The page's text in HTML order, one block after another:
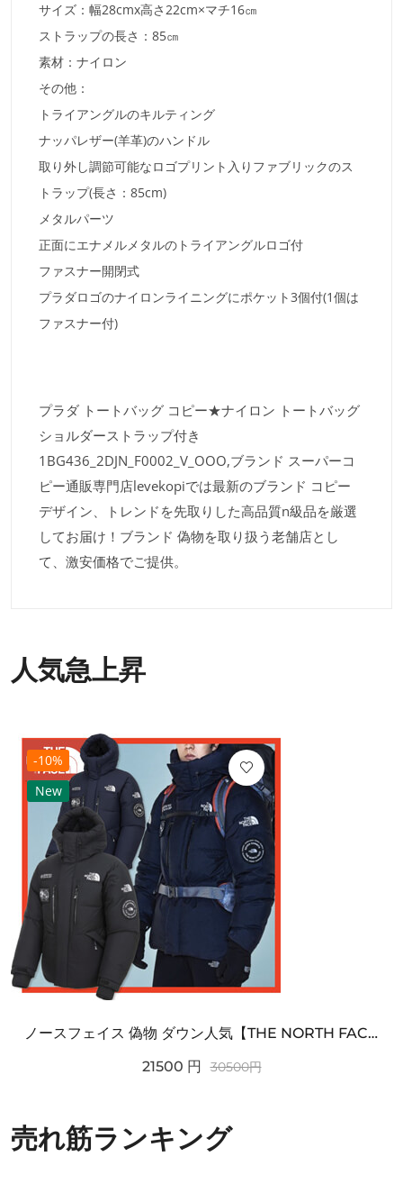
サイズ：幅28cmx高さ22cm×マチ16㎝
ストラップの長さ：85㎝
素材：ナイロン
その他：
トライアングルのキルティング
ナッパレザー(羊革)のハンドル
取り外し調節可能なロゴプリント入りファブリックのス
トラップ(長さ：85cm)
メタルパーツ
正面にエナメルメタルのトライアングルロゴ付
ファスナー開閉式
プラダロゴのナイロンライニングにポケット3個付(1個は
ファスナー付)
プラダ トートバッグ コピー★ナイロン トートバッグ
ショルダーストラップ付き
1BG436_2DJN_F0002_V_OOO,ブランド スーパーコ
ピー通販専門店levekopiでは最新のブランド コピー
デザイン、トレンドを先取りした高品質n級品を厳選
してお届け！ブランド 偽物を取り扱う老舗店とし
て、激安価格でご提供。
人気急上昇
-10%
New
ノースフェイス 偽物 ダウン人気【THE NORTH FACE】M'S 7 SUMMIT HIM...
21500 円 30500円
売れ筋ランキング